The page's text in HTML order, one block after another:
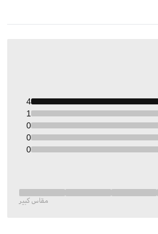
4
1
0
0
0
مقاس كبير